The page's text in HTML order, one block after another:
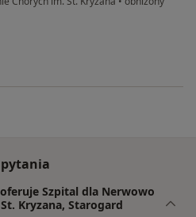
Szpital dla Nerwowo
Kryzana, Starogard